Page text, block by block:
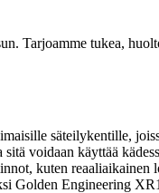
Tarjoamme tukea,
säteilykentille,
voidaan käyttää
kuten
Golden Engineering